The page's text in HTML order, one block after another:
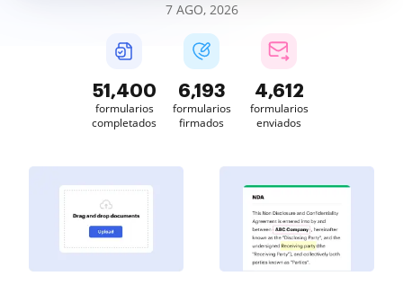
7 AGO, 2026
51,401
formularios
completados
6,193
formularios
firmados
4,612
formularios
enviados